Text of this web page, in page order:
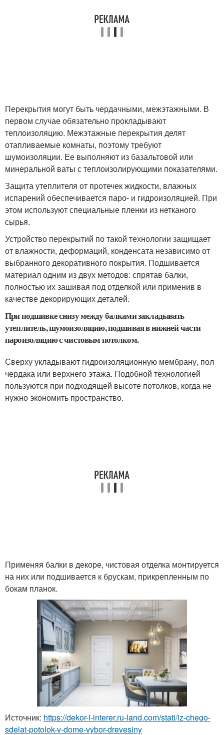
Перекрытия могут быть чердачными, межэтажными. В
первом случае обязательно прокладывают
теплоизоляцию. Межэтажные перекрытия делят
отапливаемые комнаты, поэтому требуют
шумоизоляции. Ее выполняют из базальтовой или
минеральной ваты с теплоизолирующими показателями.
Защита утеплителя от протечек жидкости, влажных
испарений обеспечивается паро- и гидроизоляцией. При
этом используют специальные пленки из нетканого
сырья.
Устройство перекрытий по такой технологии защищает
от влажности, деформаций, конденсата независимо от
выбранного декоративного покрытия. Подшивается
материал одним из двух методов: спрятав балки,
полностью их зашивая под отделкой или применив в
качестве декорирующих деталей.
При подшивке снизу между балками закладывать
утеплитель, шумоизоляцию, подшивая в нижней части
пароизоляцию с чистовым потолком.
Сверху укладывают гидроизоляционную мембрану, пол
чердака или верхнего этажа. Подобной технологией
пользуются при подходящей высоте потолков, когда не
нужно экономить пространство.
Применяя балки в декоре, чистовая отделка монтируется
на них или подшивается к брускам, прикрепленным по
бокам планок.
Источник: https://dekor-i-interer.ru-land.com/stati/iz-chego-
sdelat-potolok-v-dome-vybor-drevesiny